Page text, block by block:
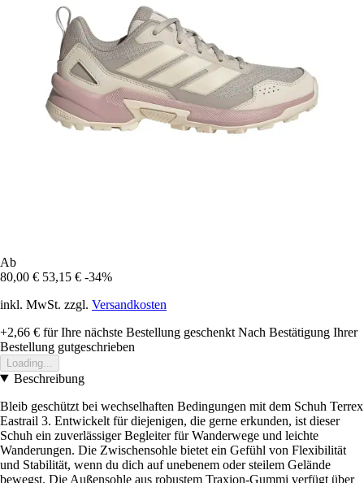
Ab
80,00 € 53,15 € -34%
inkl. MwSt. zzgl. Versandkosten
+2,66 € für Ihre nächste Bestellung geschenkt Nach Bestätigung Ihrer
Bestellung gutgeschrieben
Loading...
Beschreibung
Bleib geschützt bei wechselhaften Bedingungen mit dem Schuh Terrex
Eastrail 3. Entwickelt für diejenigen, die gerne erkunden, ist dieser
Schuh ein zuverlässiger Begleiter für Wanderwege und leichte
Wanderungen. Die Zwischensohle bietet ein Gefühl von Flexibilität
und Stabilität, wenn du dich auf unebenem oder steilem Gelände
bewegst. Die Außensohle aus robustem Traxion-Gummi verfügt über